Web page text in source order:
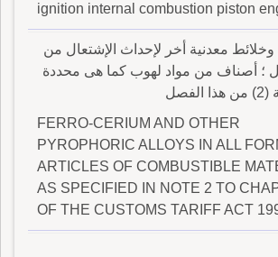
ignition internal combustion piston
معدنية أخر لإحداث الإشتعال من
؛ أصناف من مواد لهوب كما هى محددة
FERRO-CERIUM AND OTHER
PYROPHORIC ALLOYS IN ALL
ARTICLES OF COMBUSTIBLE
AS SPECIFIED IN NOTE 2 TO
OF THE CUSTOMS TARIFF ACT